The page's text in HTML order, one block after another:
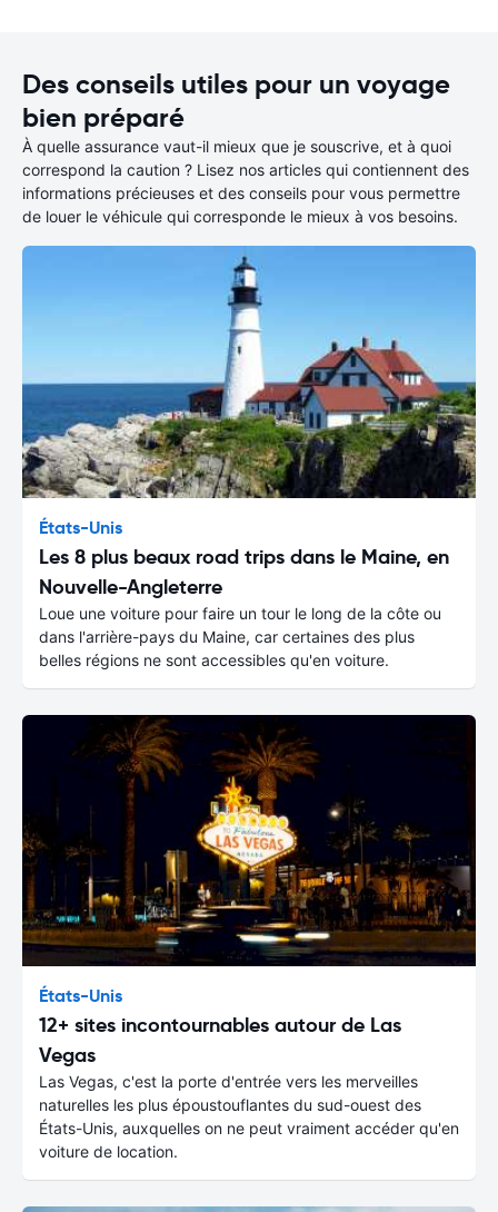
Des conseils utiles pour un voyage
bien préparé
À quelle assurance vaut-il mieux que je souscrive, et à quoi
correspond la caution ? Lisez nos articles qui contiennent des
informations précieuses et des conseils pour vous permettre
de louer le véhicule qui corresponde le mieux à vos besoins.
États-Unis
Les 8 plus beaux road trips dans le Maine, en
Nouvelle-Angleterre
Loue une voiture pour faire un tour le long de la côte ou
dans l'arrière-pays du Maine, car certaines des plus
belles régions ne sont accessibles qu'en voiture.
États-Unis
12+ sites incontournables autour de Las
Vegas
Las Vegas, c'est la porte d'entrée vers les merveilles
naturelles les plus époustouflantes du sud-ouest des
États-Unis, auxquelles on ne peut vraiment accéder qu'en
voiture de location.